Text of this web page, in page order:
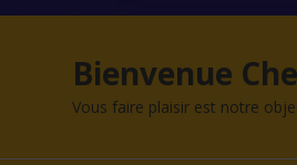
Bienvenue
Vous faire plaisir est notre